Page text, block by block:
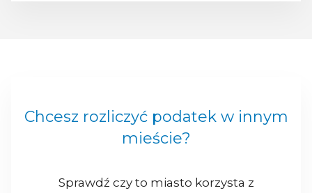
Chcesz rozliczyć podatek w innym
mieście?
Sprawdź czy to miasto korzysta z